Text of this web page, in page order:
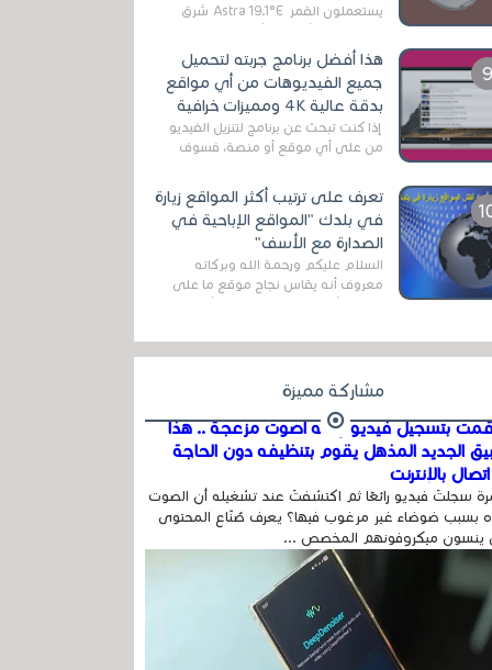
يستعملون القمر Astra 19.1°E شرق
وذلك بسبب أن هذا الأخير يتوفرعلى
قنوات مميزة جدا تنقل العديد من البرامج
اله...
هذا أفضل برنامج جربته لتحميل
جميع الفيديوهات من أي مواقع
بدقة عالية 4K ومميزات خرافية
إذا كنت تبحث عن برنامج لتنزيل الفيديو
من على أي موقع أو منصة، فسوف
الخاصة بالبرامج والتطبيقات في هذا
المج...
تعرف على ترتيب أكثر المواقع زيارة
في بلدك "المواقع الإباحية في
الصدارة مع الأسف"
السلام عليكم ورحمة الله وبركاته
معروف أنه يقاس نجاح موقع ما على
في...
مشاركة مميزة
بتسجيل فيديو وفيه أصوت مزعجة .. هذا
الجديد المذهل يقوم بتنظيفه دون الحاجة
بالإنترنت
سجلتَ فيديو رائعًا ثم اكتشفتَ عند تشغيله أن الصوت
بسبب ضوضاء غير مرغوب فيها؟ يعرف صُنّاع المحتوى
ينسون ميكروفونهم المخصص ...